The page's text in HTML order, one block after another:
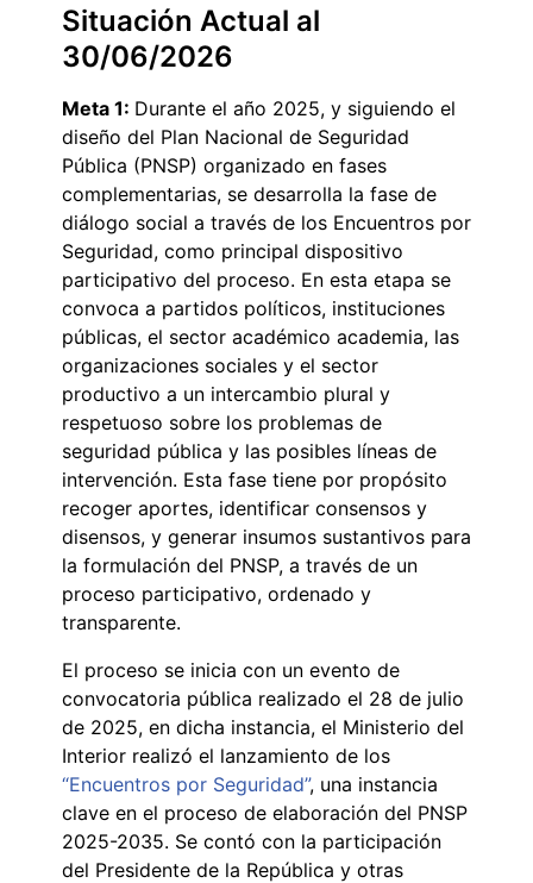
Situación Actual al
30/06/2026
Meta 1: Durante el año 2025, y siguiendo el
diseño del Plan Nacional de Seguridad
Pública (PNSP) organizado en fases
complementarias, se desarrolla la fase de
diálogo social a través de los Encuentros por
Seguridad, como principal dispositivo
participativo del proceso. En esta etapa se
convoca a partidos políticos, instituciones
públicas, el sector académico academia, las
organizaciones sociales y el sector
productivo a un intercambio plural y
respetuoso sobre los problemas de
seguridad pública y las posibles líneas de
intervención. Esta fase tiene por propósito
recoger aportes, identificar consensos y
disensos, y generar insumos sustantivos para
la formulación del PNSP, a través de un
proceso participativo, ordenado y
transparente.
El proceso se inicia con un evento de
convocatoria pública realizado el 28 de julio
de 2025, en dicha instancia, el Ministerio del
Interior realizó el lanzamiento de los
“Encuentros por Seguridad”, una instancia
clave en el proceso de elaboración del PNSP
2025-2035. Se contó con la participación
del Presidente de la República y otras